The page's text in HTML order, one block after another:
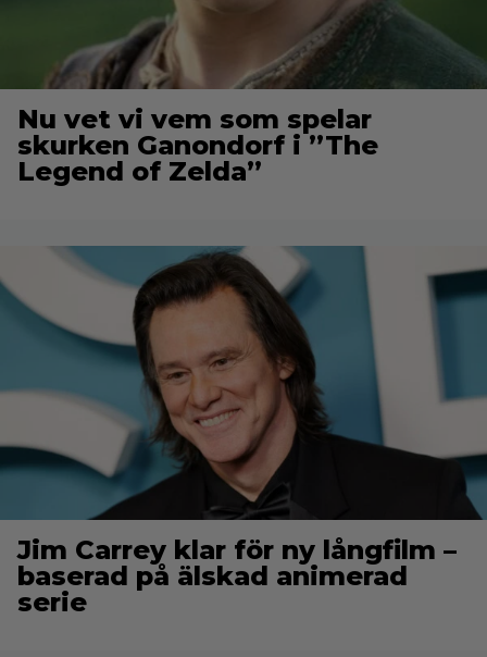
Nu vet vi vem som spelar
skurken Ganondorf i ”The
Legend of Zelda”
Jim Carrey klar för ny långfilm –
baserad på älskad animerad
serie